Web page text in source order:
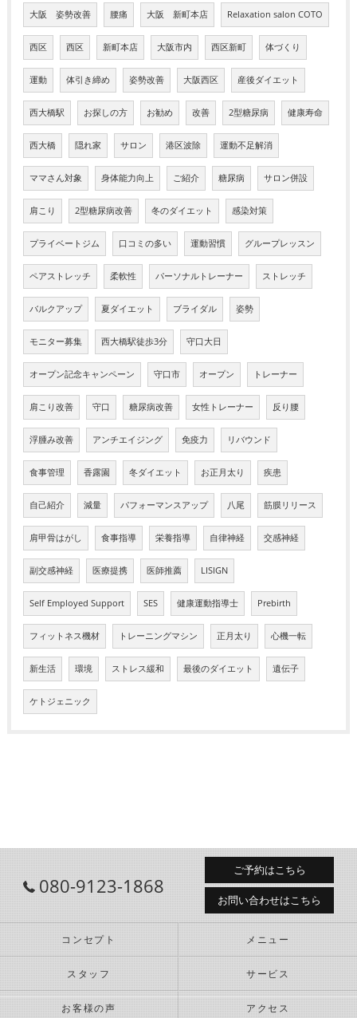
大阪 姿勢改善 腰痛 大阪 新町本店 Relaxation salon COTO
西区 西区 新町本店 大阪市内 西区新町 体づくり
運動 体引き締め 姿勢改善 大阪西区 産後ダイエット
西大橋駅 お探しの方 お勧め 改善 2型糖尿病 健康寿命
西大橋 隠れ家 サロン 港区波除 運動不足解消
ママさん対象 身体能力向上 ご紹介 糖尿病 サロン併設
肩こり 2型糖尿病改善 冬のダイエット 感染対策
プライベートジム 口コミの多い 運動習慣 グループレッスン
ペアストレッチ 柔軟性 パーソナルトレーナー ストレッチ
バルクアップ 夏ダイエット ブライダル 姿勢
モニター募集 西大橋駅徒歩3分 守口大日
オープン記念キャンペーン 守口市 オープン トレーナー
肩こり改善 守口 糖尿病改善 女性トレーナー 反り腰
浮腫み改善 アンチエイジング 免疫力 リバウンド
食事管理 香露園 冬ダイエット お正月太り 疾患
自己紹介 減量 パフォーマンスアップ 八尾 筋膜リリース
肩甲骨はがし 食事指導 栄養指導 自律神経 交感神経
副交感神経 医療提携 医師推薦 LISIGN
Self Employed Support SES 健康運動指導士 Prebirth
フィットネス機材 トレーニングマシン 正月太り 心機一転
新生活 環境 ストレス緩和 最後のダイエット 遺伝子
ケトジェニック
080-9123-1868
ご予約はこちら
お問い合わせはこちら
コンセプト メニュー
スタッフ サービス
お客様の声 アクセス